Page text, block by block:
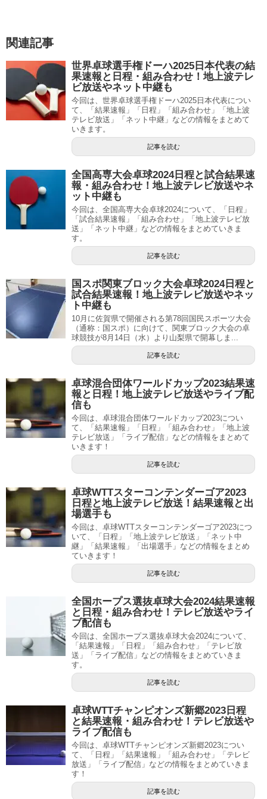
関連記事
世界卓球選手権ドーハ2025日本代表の結
果速報と日程・組み合わせ！地上波テレ
ビ放送やネット中継も
今回は、世界卓球選手権ドーハ2025日本代表につい
て、「結果速報」「日程」「組み合わせ」「地上波
テレビ放送」「ネット中継」などの情報をまとめて
いきます。
記事を読む
全国高専大会卓球2024日程と試合結果速
報・組み合わせ！地上波テレビ放送やネ
ット中継も
今回は、全国高専大会卓球2024について、「日程」
「試合結果速報」「組み合わせ」「地上波テレビ放
送」「ネット中継」などの情報をまとめていきま
す。
記事を読む
国スポ関東ブロック大会卓球2024日程と
試合結果速報！地上波テレビ放送やネッ
ト中継も
10月に佐賀県で開催される第78回国民スポーツ大会
（通称：国スポ）に向けて、関東ブロック大会の卓
球競技が8月14日（水）より山梨県で開幕しま...
記事を読む
卓球混合団体ワールドカップ2023結果速
報と日程！地上波テレビ放送やライブ配
信も
今回は、卓球混合団体ワールドカップ2023につい
て、「結果速報」「日程」「組み合わせ」「地上波
テレビ放送」「ライブ配信」などの情報をまとめて
いきます！
記事を読む
卓球WTTスターコンテンダーゴア2023
日程と地上波テレビ放送！結果速報と出
場選手も
今回は、卓球WTTスターコンテンダーゴア2023につ
いて、「日程」「地上波テレビ放送」「ネット中
継」「結果速報」「出場選手」などの情報をまとめ
ていきます！
記事を読む
全国ホープス選抜卓球大会2024結果速報
と日程・組み合わせ！テレビ放送やライ
ブ配信も
今回は、全国ホープス選抜卓球大会2024について、
「結果速報」「日程」「組み合わせ」「テレビ放
送」「ライブ配信」などの情報をまとめていきま
す。
記事を読む
卓球WTTチャンピオンズ新郷2023日程
と結果速報・組み合わせ！テレビ放送や
ライブ配信も
今回は、卓球WTTチャンピオンズ新郷2023につい
て、「日程」「結果速報」「組み合わせ」「テレビ
放送」「ライブ配信」などの情報をまとめていきま
す！
記事を読む